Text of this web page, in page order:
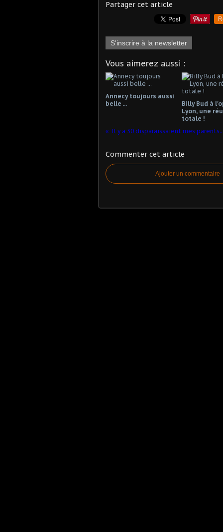
Partager cet article
S'inscrire à la newsletter
Vous aimerez aussi :
Annecy toujours aussi
belle ...
Billy Bud à
Lyon, une
totale !
Il y a 30 disparaissaient mes
Commenter cet article
Ajouter un commentaire